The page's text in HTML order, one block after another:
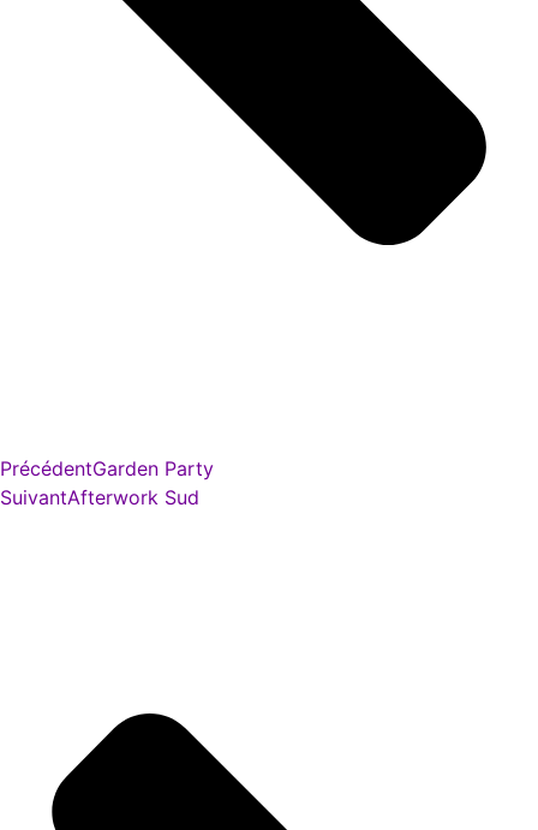
PrécédentGarden Party
SuivantAfterwork Sud